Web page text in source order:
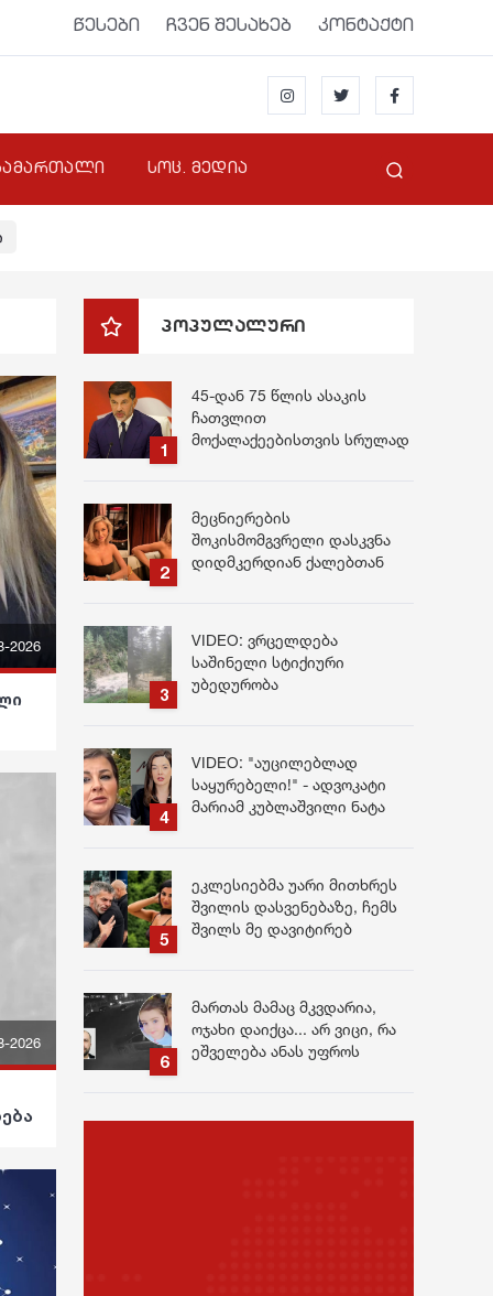
წესები ჩვენ შესახებ კონტაქტი
სოც. მედია
2026
2026
პოპულალური
45-დან 75 წლის ასაკის
ჩათვლით
მოქალაქეებისთვის სრულად
ამოქმედდება
მეცნიერების
შოკისმომგვრელი დასკვნა
დიდმკერდიან ქალებთან
VIDEO: ვრცელდება
საშინელი სტიქიური
უბედურობა
VIDEO: "აუცილებლად
საყურებელი!" - ადვოკატი
მარიამ კუბლაშვილი ნატა
ეკლესიებმა უარი მითხრეს
შვილის დასვენებაზე, ჩემს
შვილს მე დავიტირებ
მართას მამაც მკვდარია,
ოჯახი დაიქცა... არ ვიცი, რა
ეშველება ანას უფროს
იყო განზრახ მკვლელობა" -